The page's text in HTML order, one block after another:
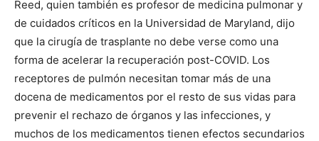
Reed, quien también es profesor de medicina pulmonar y
de cuidados críticos en la Universidad de Maryland, dijo
que la cirugía de trasplante no debe verse como una
forma de acelerar la recuperación post-COVID. Los
receptores de pulmón necesitan tomar más de una
docena de medicamentos por el resto de sus vidas para
prevenir el rechazo de órganos y las infecciones, y
muchos de los medicamentos tienen efectos secundarios